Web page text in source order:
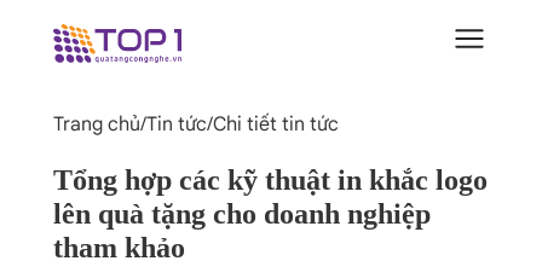
Trang chủ/Tin tức/Chi tiết tin tức
Tổng hợp các kỹ thuật in khắc logo
lên quà tặng cho doanh nghiệp
tham khảo